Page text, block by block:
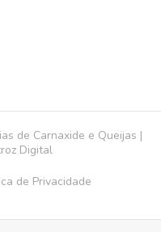
de Carnaxide e Queijas |
Digital
de Privacidade